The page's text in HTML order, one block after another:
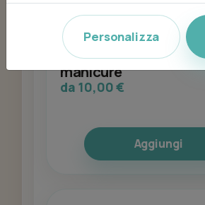
Applicazione smalto
manicure
da 10,00 €
Aggiungi
Personalizza